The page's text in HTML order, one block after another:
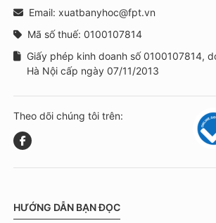
Email: xuatbanyhoc@fpt.vn
Mã số thuế: 0100107814
Giấy phép kinh doanh số 0100107814,
Hà Nội cấp ngày 07/11/2013
Theo dõi chúng tôi trên:
HƯỚNG DẪN BẠN ĐỌC